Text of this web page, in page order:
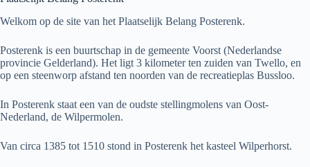
Welkom op de site van het Plaatselijk Belang Posterenk.
Posterenk is een buurtschap in de gemeente Voorst (Nederlandse
provincie Gelderland). Het ligt 3 kilometer ten zuiden van Twello, en
op een steenworp afstand ten noorden van de recreatieplas Bussloo.
In Posterenk staat een van de oudste stellingmolens van Oost-
Nederland, de Wilpermolen.
Van circa 1385 tot 1510 stond in Posterenk het kasteel Wilperhorst.